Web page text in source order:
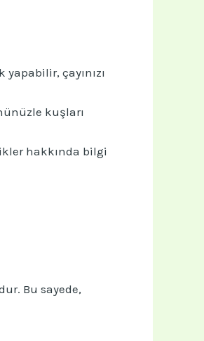
çayınızı
kuşları
hakkında bilgi
Bu sayede,